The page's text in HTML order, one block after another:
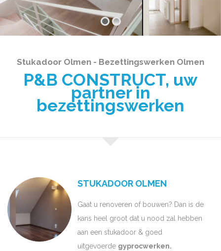
Stukadoor Olmen - Bezettingswerken Olmen
P&B CONSTRUCT, uw
partner in
bezettingswerken
STUKADOOR OLMEN
Gaat u renoveren of bouwen? Dan is de
kans heel groot dat u nood zal hebben
aan een stukadoor & goed
uitgevoerde gyprocwerken.